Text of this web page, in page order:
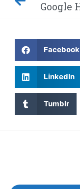
Facebook
LinkedIn
Tumblr